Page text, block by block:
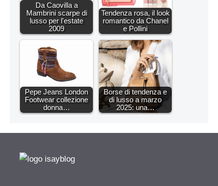
Da Caovilla a
Mambrini scarpe di
lusso per l'estate
2009
Tendenza rosa, il look
romantico da Chanel
e Pollini
Pepe Jeans London
Footwear collezione
donna…
Borse di tendenza e
di lusso a marzo
2025: una…